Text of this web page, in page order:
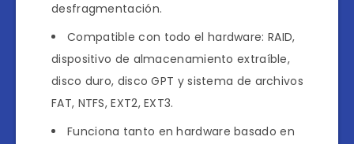
desfragmentación.
Compatible con todo el hardware: RAID,
dispositivo de almacenamiento extraíble,
disco duro, disco GPT y sistema de archivos
FAT, NTFS, EXT2, EXT3.
Funciona tanto en hardware basado en